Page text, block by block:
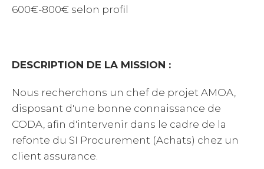
600€-800€ selon profil
DESCRIPTION DE LA MISSION :
Nous recherchons un chef de projet AMOA,
disposant d'une bonne connaissance de
CODA, afin d'intervenir dans le cadre de la
refonte du SI Procurement (Achats) chez un
client assurance.